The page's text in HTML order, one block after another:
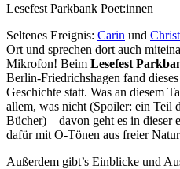
Lesefest Parkbank Poet:innen
Seltenes Ereignis: Carin und
Ort und sprechen dort auch
Mikrofon! Beim Lesefest
Berlin-Friedrichshagen fand
Geschichte statt. Was an diesem
allem, was nicht (Spoiler: ein Teil
Bücher) – davon geht es in dieser
dafür mit O-Tönen aus freier
Außerdem gibt’s Einblicke und